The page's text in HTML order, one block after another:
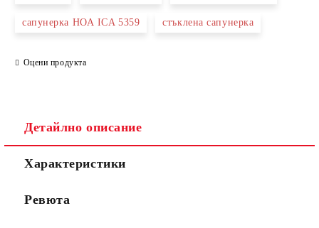
Съгласен съм с
сапунерка НОА ICA 5359 стъклена сапунерка
Оцени продукта
Детайлно описание
Характеристики
Ревюта